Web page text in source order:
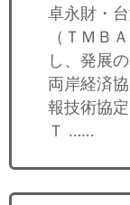
卓永財・
（ＴＭＢ
し、発展
両岸経済
報技術協
Ｔ ……